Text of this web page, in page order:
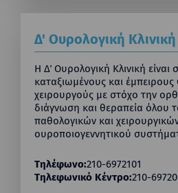
Δ' Ουρολογική Κλινική
Η Δ΄ Ουρολογική Κλινική
καταξιωμένους και
χειρουργούς με στόχο την
διάγνωση και θεραπεία όλου
παθολογικών και
ουροποιογεννητικού
Τηλέφωνο:210-6972101
Τηλεφωνικό Κέντρο:210-